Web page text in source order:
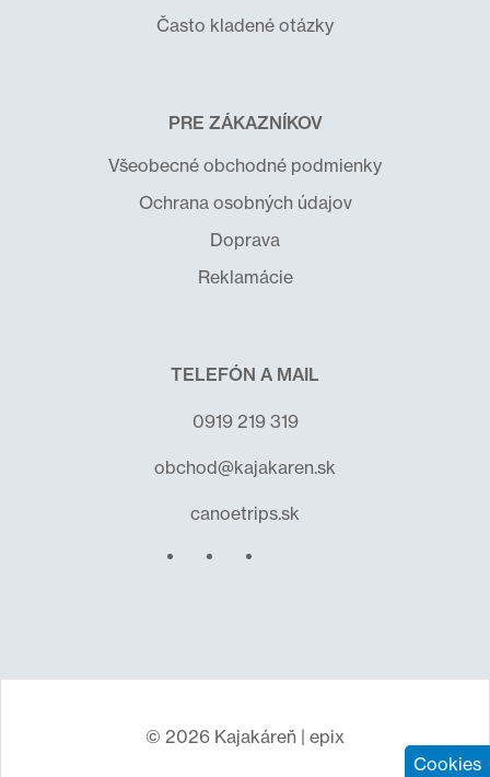
Cookies
Často kladené otázky
PRE ZÁKAZNÍKOV
Všeobecné obchodné podmienky
Ochrana osobných údajov
Doprava
Reklamácie
TELEFÓN A MAIL
0919 219 319
obchod@kajakaren.sk
canoetrips.sk
© 2026 Kajakáreň | epix